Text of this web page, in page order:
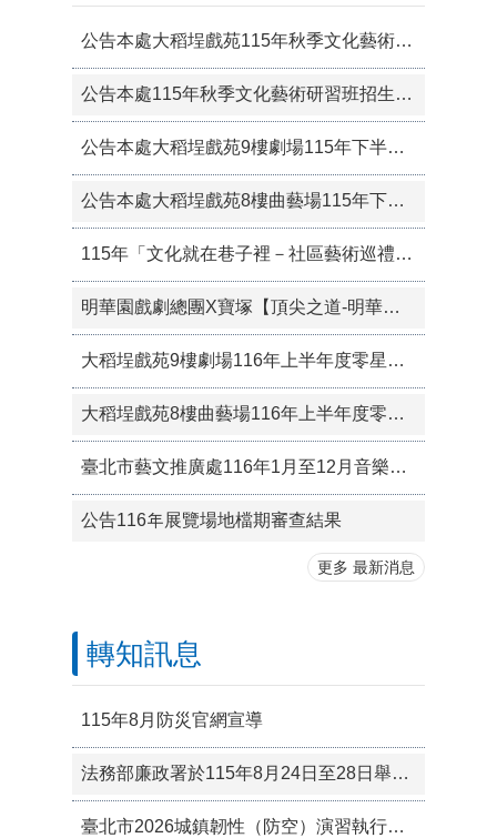
公告本處大稻埕戲苑115年秋季文化藝術研習班報名須知
公告本處115年秋季文化藝術研習班招生簡章
公告本處大稻埕戲苑9樓劇場115年下半年度零星檔期審查結果暨空檔檔期受理申請
公告本處大稻埕戲苑8樓曲藝場115年下半年度第二次零星檔期審查結果暨空檔檔期受理申請事宜
115年「文化就在巷子裡－社區藝術巡禮」第33、34 場活動日期及地點變更
明華園戲劇總團X寶塚【頂尖之道-明華園戲劇總團X寶塚OG交流會】 7/11演出延期通知
大稻埕戲苑9樓劇場116年上半年度零星檔期即日起受理申請
大稻埕戲苑8樓曲藝場116年上半年度零星檔期即日起受理申請
臺北市藝文推廣處116年1月至12月音樂沙龍演出企劃申請公告
公告116年展覽場地檔期審查結果
更多 最新消息
轉知訊息
115年8月防災官網宣導
法務部廉政署於115年8月24日至28日舉辦「中華民國聯合國反貪腐公約第三次國家報告國際審查會議」
臺北市2026城鎮韌性（防空）演習執行計畫